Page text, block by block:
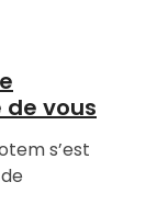
de vous
s’est